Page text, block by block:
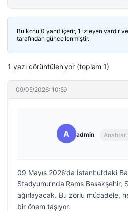
Bu konu 0 yanıt içerir, 1 izleyen vardır
tarafından güncellenmiştir.
1 yazı görüntüleniyor (toplam 1)
09/05/2026: 10:59
A admin Anahtar
09 Mayıs 2026’da İstanbul’daki
Stadyumu’nda Rams Başakşehir,
ağırlayacak. Bu zorlu mücadele,
bir önem taşıyor.